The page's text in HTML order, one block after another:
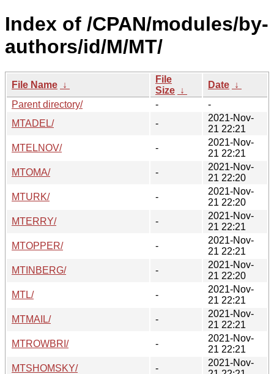
Index of /CPAN/modules/by-
authors/id/M/MT/
File Name ↓
File
Size ↓
Date ↓
Parent directory/
-
-
MTADEL/
-
2021-Nov-
21 22:21
MTELNOV/
-
2021-Nov-
21 22:21
MTOMA/
-
2021-Nov-
21 22:20
MTURK/
-
2021-Nov-
21 22:20
MTERRY/
-
2021-Nov-
21 22:21
MTOPPER/
-
2021-Nov-
21 22:21
MTINBERG/
-
2021-Nov-
21 22:20
MTL/
-
2021-Nov-
21 22:21
MTMAIL/
-
2021-Nov-
21 22:21
MTROWBRI/
-
2021-Nov-
21 22:21
MTSHOMSKY/
-
2021-Nov-